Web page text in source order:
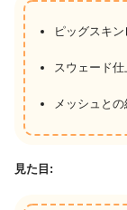
ピッグスキ
スウェード
メッシュと
見た目: